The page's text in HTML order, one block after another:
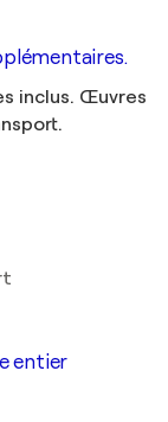
inclus. Œuvres
entier